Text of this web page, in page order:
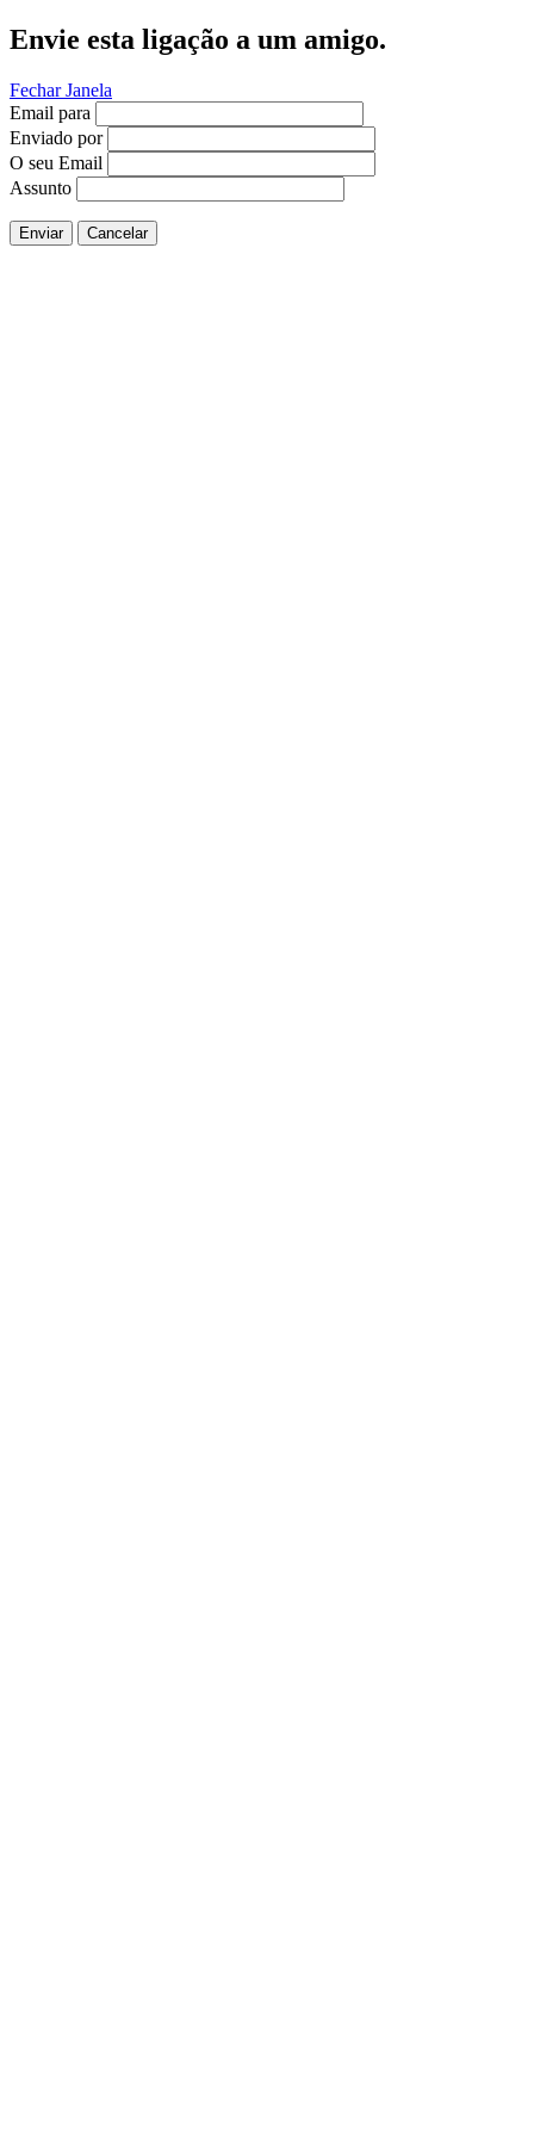
Envie esta ligação a um amigo.
Fechar Janela
Email para
Enviado por
O seu Email
Assunto
Enviar Cancelar